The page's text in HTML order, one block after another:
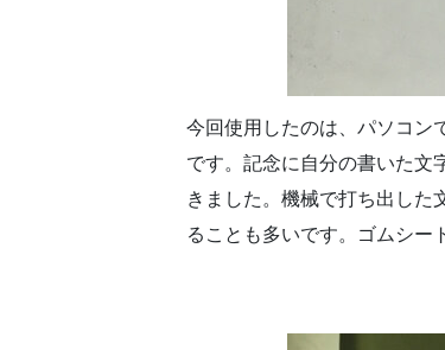
今回使用したのは、パソコン
です。記念に自分の書いた文
きました。機械で打ち出した
ることも多いです。ゴムシー